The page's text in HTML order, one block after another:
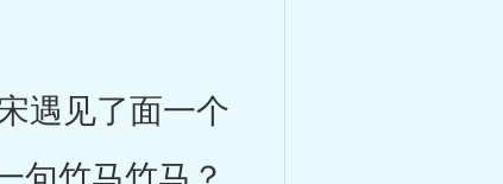
遇见了面一个
句竹马竹马？